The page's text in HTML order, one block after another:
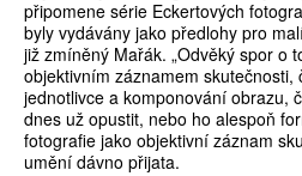
připomene série Eckertových
byly vydávány jako předlohy pro
již zmíněný Mařák. „Odvěký spor o
objektivním záznamem skutečnosti,
jednotlivce a komponování obrazu,
dnes už opustit, nebo ho alespoň
fotografie jako objektivní záznam
umění dávno přijata.